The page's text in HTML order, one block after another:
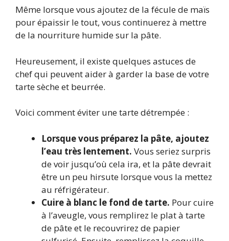
Même lorsque vous ajoutez de la fécule de maïs
pour épaissir le tout, vous continuerez à mettre
de la nourriture humide sur la pâte.
Heureusement, il existe quelques astuces de
chef qui peuvent aider à garder la base de votre
tarte sèche et beurrée.
Voici comment éviter une tarte détrempée :
Lorsque vous préparez la pâte, ajoutez
l’eau très lentement. Vous seriez surpris
de voir jusqu’où cela ira, et la pâte devrait
être un peu hirsute lorsque vous la mettez
au réfrigérateur.
Cuire à blanc le fond de tarte. Pour cuire
à l’aveugle, vous remplirez le plat à tarte
de pâte et le recouvrirez de papier